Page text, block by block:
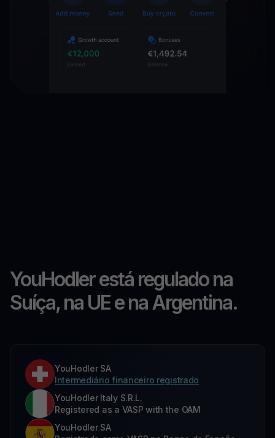
YouHodler está regulado na
Suíça, na UE e na Argentina.
YouHodler SA
Intermediário financeiro registrado
YouHodler Italy S.R.L.
Registered as a VASP with the OAM
YouHodler SA